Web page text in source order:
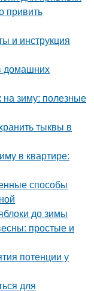
привить
и инструкция
домашних
зиму: полезные
тыквы в
в квартире:
способы
до зимы
простые и
потенции у
для